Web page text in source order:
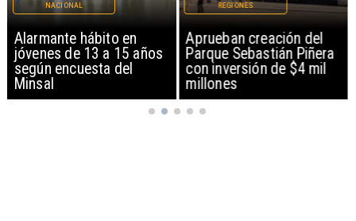
Alarmante hábito en
jóvenes de 13 a 15 años
según encuesta del
Minsal
NACIONAL
Aprueban creación del
Parque Sebastián Piñera
con inversión de $4 mil
millones
REGIONES